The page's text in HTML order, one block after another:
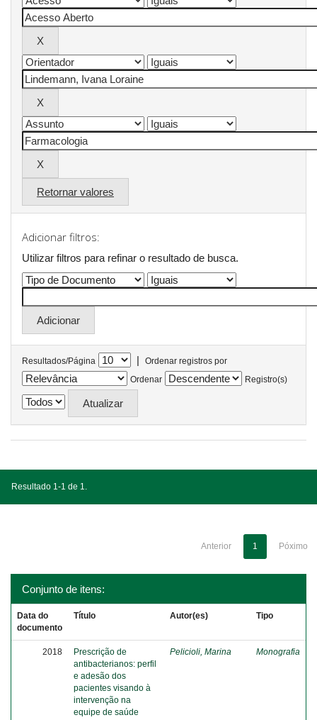
Retornar valores
Adicionar filtros:
Utilizar filtros para refinar o resultado de busca.
Resultados/Página |
Ordenar registros por
Ordenar
Registro(s)
Resultado 1-1 de 1.
Anterior 1 Póximo
Conjunto de itens:
Data do
documento
Título Autor(es) Tipo
2018
Prescrição de
antibacterianos: perfil
e adesão dos
pacientes visando à
intervenção na
equipe de saúde
Pelicioli, Marina Monografia